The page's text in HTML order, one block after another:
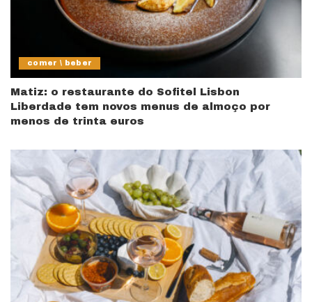
comer \ beber
Matiz: o restaurante do Sofitel Lisbon
Liberdade tem novos menus de almoço por
menos de trinta euros